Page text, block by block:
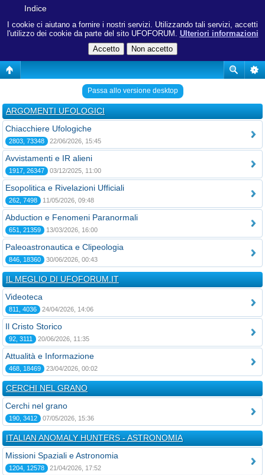
I cookie ci aiutano a fornire i nostri servizi. Utilizzando tali servizi, accetti
l'utilizzo dei cookie da parte del sito UFOFORUM. Ulteriori informazioni
Indice
Passa allo versione desktop
ARGOMENTI UFOLOGICI
Chiacchiere Ufologiche
2803, 73348 22/06/2026, 15:45
Avvistamenti e IR alieni
1917, 26347 03/12/2025, 11:00
Esopolitica e Rivelazioni Ufficiali
262, 7498 11/05/2026, 09:48
Abduction e Fenomeni Paranormali
651, 21359 13/03/2026, 16:00
Paleoastronautica e Clipeologia
846, 18360 30/06/2026, 00:43
IL MEGLIO DI UFOFORUM.IT
Videoteca
811, 4036 24/04/2026, 14:06
Il Cristo Storico
92, 3111 20/06/2026, 11:35
Attualità e Informazione
468, 18469 23/04/2026, 00:02
CERCHI NEL GRANO
Cerchi nel grano
190, 3412 07/05/2026, 15:36
ITALIAN ANOMALY HUNTERS - ASTRONOMIA
Missioni Spaziali e Astronomia
1204, 12578 21/04/2026, 17:52